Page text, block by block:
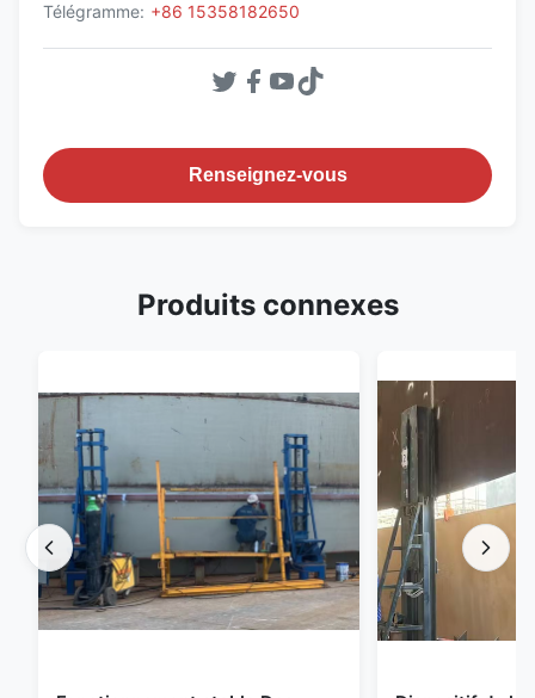
Télégramme: +86 15358182650
Renseignez-vous
Produits connexes